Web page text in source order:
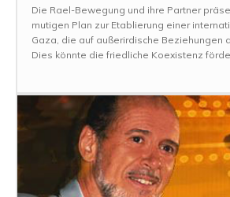
Die Rael-Bewegung und ihre Partner
mutigen Plan zur Etablierung einer
Gaza, die auf außerirdische Beziehungen
Dies könnte die friedliche Koexistenz